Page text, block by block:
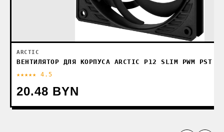
ARCTIC
ВЕНТИЛЯТОР ДЛЯ КОРПУСА ARCTIC P12 SLIM PWM PST
★★★★★ 4.5
20.48 BYN